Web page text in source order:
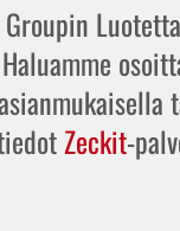
Zeckit-